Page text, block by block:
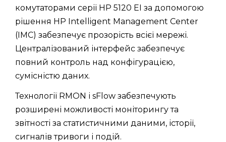
комутаторами серії HP 5120 EI за допомогою
рішення HP Intelligent Management Center
(IMC) забезпечує прозорість всієї мережі.
Централізований інтерфейс забезпечує
повний контроль над конфігурацією,
сумісністю даних.
Технології RMON і sFlow забезпечують
розширені можливості моніторингу та
звітності за статистичними даними, історії,
сигналів тривоги і подій.